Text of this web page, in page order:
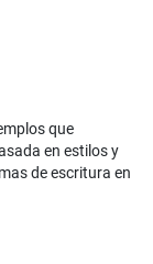
que
en estilos y
de escritura en